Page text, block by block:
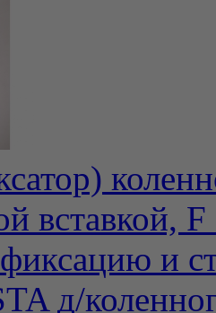
вставкой,
и
д/